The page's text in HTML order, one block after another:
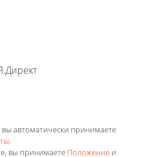
автоматически принимаете
.
вы принимаете Положение и